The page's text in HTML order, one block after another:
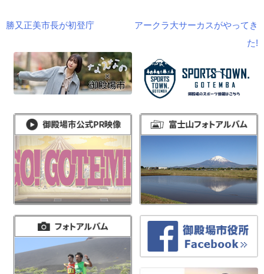
稿
ナ
ー
シ
ョ
ン
勝又正美市長が初登庁
アークラ大サーカスがやってき
た!